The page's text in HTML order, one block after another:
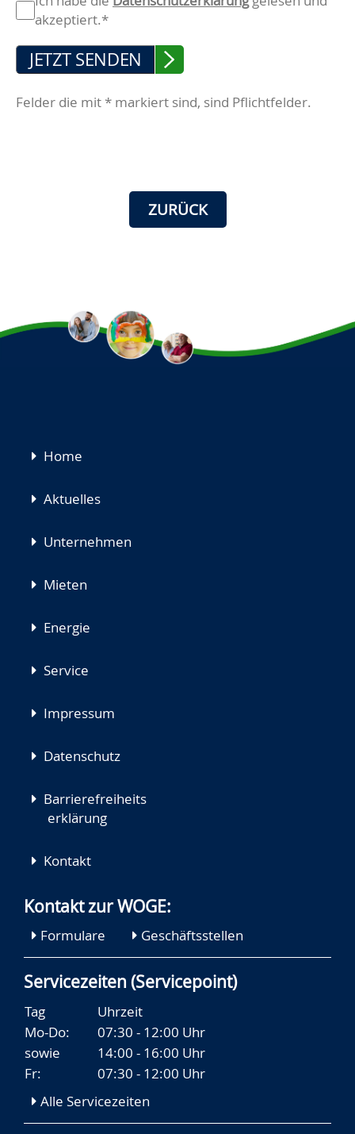
akzeptiert.*
JETZT SENDEN
Felder die mit * markiert sind, sind Pflichtfelder.
ZURÜCK
Navigation
Home
Aktuelles
Unternehmen
Mieten
Energie
Service
Impressum
Datenschutz
Barrierefreiheits
erklärung
Kontakt
Kontakt zur WOGE:
Formulare Geschäftsstellen
Servicezeiten (Servicepoint)
Tag
Uhrzeit
Mo-Do:
07:30 - 12:00 Uhr
sowie
14:00 - 16:00 Uhr
Fr:
07:30 - 12:00 Uhr
Alle Servicezeiten